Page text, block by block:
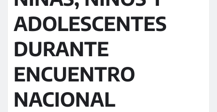
ADOLESCENTES
DURANTE
ENCUENTRO
NACIONAL